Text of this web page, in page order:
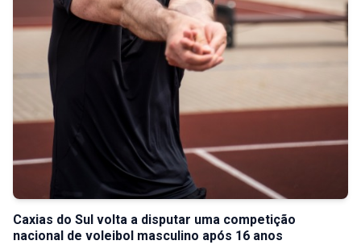
Caxias do Sul volta a disputar uma competição
nacional de voleibol masculino após 16 anos